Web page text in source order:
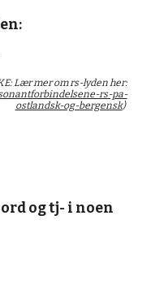
Lær mer om rs-lyden her:
rs-pa-
ostlandsk-og-bergensk)
og tj- i noen